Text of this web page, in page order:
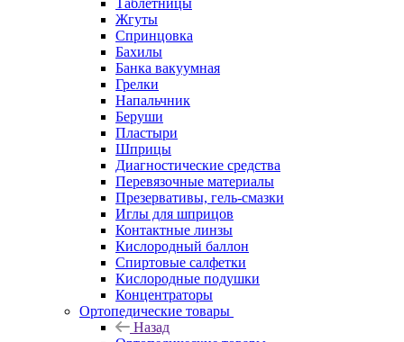
Таблетницы
Жгуты
Спринцовка
Бахилы
Банка вакуумная
Грелки
Напальчник
Беруши
Пластыри
Шприцы
Диагностические средства
Перевязочные материалы
Презервативы, гель-смазки
Иглы для шприцов
Контактные линзы
Кислородный баллон
Спиртовые салфетки
Кислородные подушки
Концентраторы
Ортопедические товары
Назад